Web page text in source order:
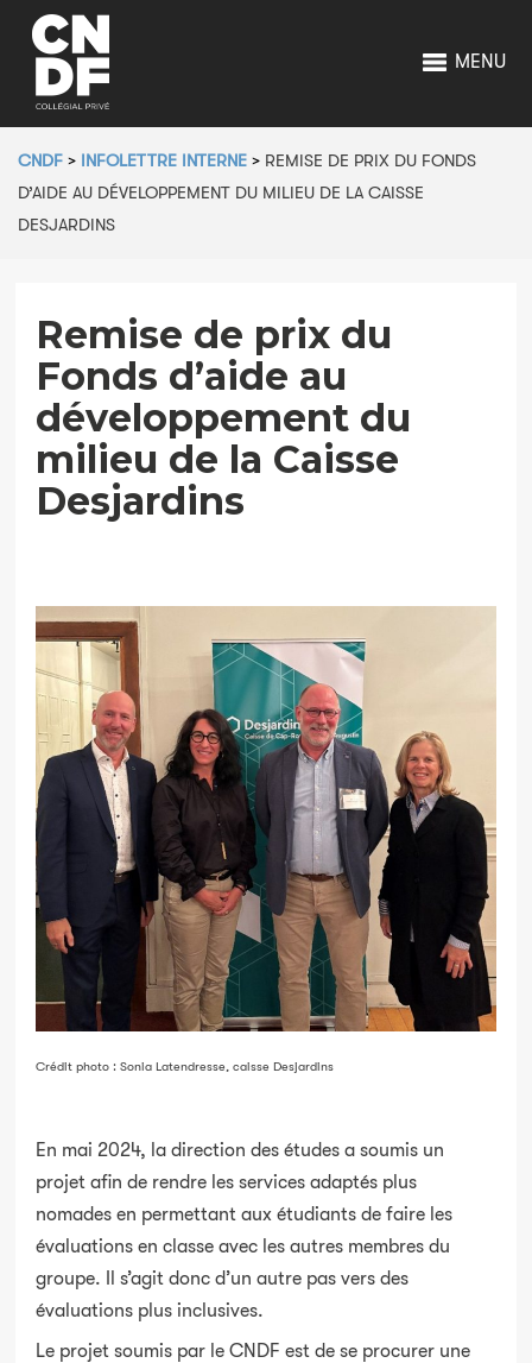
MENU
CNDF > INFOLETTRE INTERNE > REMISE DE PRIX DU FONDS
D’AIDE AU DÉVELOPPEMENT DU MILIEU DE LA CAISSE
DESJARDINS
Remise de prix du
Fonds d’aide au
développement du
milieu de la Caisse
Desjardins
Crédit photo : Sonia Latendresse, caisse Desjardins
En mai 2024, la direction des études a soumis un
projet afin de rendre les services adaptés plus
nomades en permettant aux étudiants de faire les
évaluations en classe avec les autres membres du
groupe. Il s’agit donc d’un autre pas vers des
évaluations plus inclusives.
Le projet soumis par le CNDF est de se procurer une